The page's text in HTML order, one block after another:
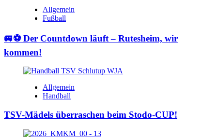
Allgemein
Fußball
🚐⚽ Der Countdown läuft – Rutesheim, wir
kommen!
Allgemein
Handball
TSV-Mädels überraschen beim Stodo-CUP!